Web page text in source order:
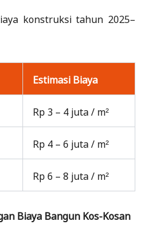
konstruksi tahun 2025–
Estimasi Biaya
Rp 3 – 4 juta / m²
Rp 4 – 6 juta / m²
Rp 6 – 8 juta / m²
Biaya Bangun Kos-Kosan